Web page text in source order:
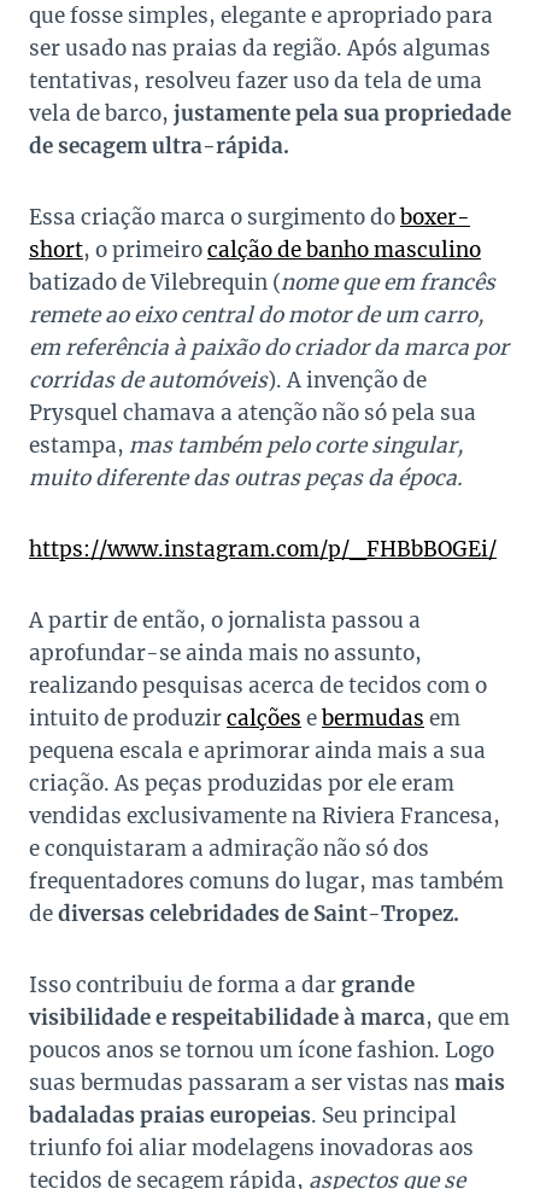
que fosse simples, elegante e apropriado para
ser usado nas praias da região. Após algumas
tentativas, resolveu fazer uso da tela de uma
vela de barco, justamente pela sua propriedade
de secagem ultra-rápida.
Essa criação marca o surgimento doboxer-
short, o primeirocalção de banho masculino
batizado de Vilebrequin (nome que em francês
remete ao eixo central do motor de um carro,
em referência à paixão do criador da marca por
corridas de automóveis). A invenção de
Prysquel chamava a atenção não só pela sua
estampa, mas também pelo corte singular,
muito diferente das outras peças da época.
https://www.instagram.com/p/_FHBbBOGEi/
A partir de então, o jornalista passou a
aprofundar-se ainda mais no assunto,
realizando pesquisas acerca de tecidos com o
intuito de produzircalções ebermudas em
pequena escala e aprimorar ainda mais a sua
criação. As peças produzidas por ele eram
vendidas exclusivamente na Riviera Francesa,
e conquistaram a admiração não só dos
frequentadores comuns do lugar, mas também
dediversas celebridades de Saint-Tropez.
Isso contribuiu de forma a dar grande
visibilidade e respeitabilidade à marca, que em
poucos anos se tornou um ícone fashion. Logo
suas bermudas passaram a ser vistas nas mais
badaladas praias europeias. Seu principal
triunfo foi aliar modelagens inovadoras aos
tecidos de secagem rápida, aspectos que se